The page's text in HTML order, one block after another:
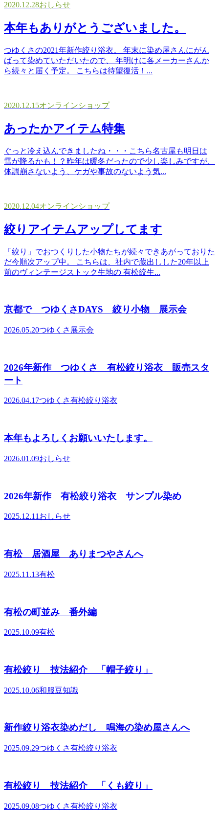
2020.12.28おしらせ
本年もありがとうございました。
つゆくさの2021年新作絞り浴衣。 年末に染め屋さんにがん
ばって染めていただいたので、 年明けに各メーカーさんか
ら続々と届く予定。 こちらは待望復活！...
2020.12.15オンラインショップ
あったかアイテム特集
ぐっと冷え込んできましたね・・・こちら名古屋も明日は
雪が降るかも！？昨年は暖冬だったので少し楽しみですが、
体調崩さないよう、ケガや事故のないよう気...
2020.12.04オンラインショップ
絞りアイテムアップしてます
「絞り」でおつくりした小物たちが続々できあがっておりた
だ今順次アップ中。 こちらは、社内で蔵出しした20年以上
前のヴィンテージストック生地の 有松絞生...
京都で つゆくさDAYS 絞り小物 展示会
2026.05.20つゆくさ展示会
2026年新作 つゆくさ 有松絞り浴衣 販売スタ
ート
2026.04.17つゆくさ有松絞り浴衣
本年もよろしくお願いいたします。
2026.01.09おしらせ
2026年新作 有松絞り浴衣 サンプル染め
2025.12.11 おしらせ
有松 居酒屋 ありまつやさんへ
2025.11.13有松
有松の町並み 番外編
2025.10.09有松
有松絞り 技法紹介 「帽子絞り」
2025.10.06和服豆知識
新作絞り浴衣染めだし 鳴海の染め屋さんへ
2025.09.29つゆくさ有松絞り浴衣
有松絞り 技法紹介 「くも絞り」
2025.09.08つゆくさ有松絞り浴衣